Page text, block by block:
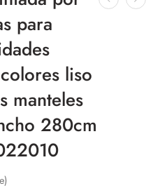
para
liso
manteles
280cm